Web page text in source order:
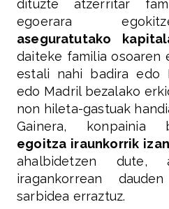
dituzte atzerritar
egoerara
aseguratutako
daiteke familia osoaren
estali nahi badira edo
edo Madril bezalako
non hileta-gastuak
Gainera, konpainia
egoitza iraunkorrik
ahalbidetzen dute,
iragankorrean
sarbidea erraztuz.